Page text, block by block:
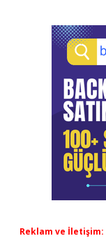
Reklam ve İletişim: